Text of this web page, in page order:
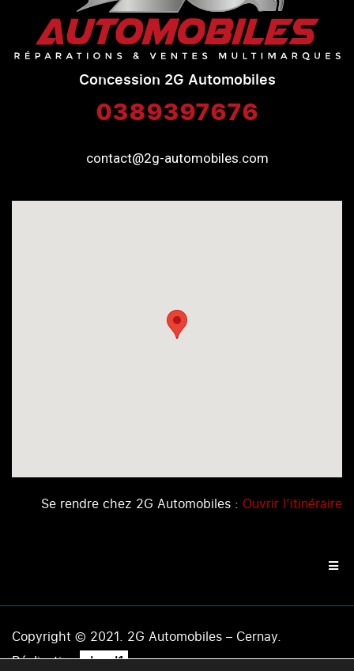
Concession 2G Automobiles
0389397676
contact@2g-automobiles.com
Se rendre chez 2G Automobiles : Ouvrir l’itinéraire
Copyright © 2021. 2G Automobiles – Cernay.
Réalisation .level1